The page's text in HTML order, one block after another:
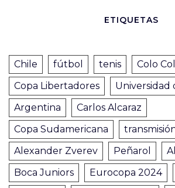
ETIQUETAS
Chile fútbol tenis
Colo
Copa Libertadores
Universidad
Argentina
Carlos Alcaraz
Copa Sudamericana
Alexander Zverev
Peñarol
Boca Juniors
Eurocopa 2024